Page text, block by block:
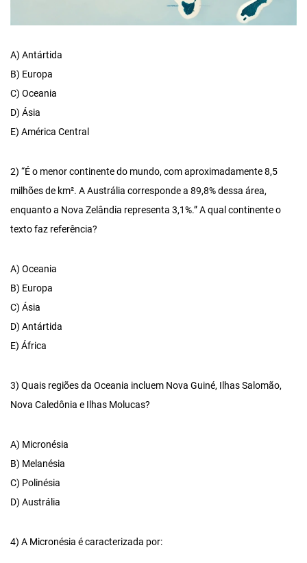
A) Antártida
B) Europa
C) Oceania
D) Ásia
E) América Central
2) “É o menor continente do mundo, com aproximadamente 8,5
milhões de km². A Austrália corresponde a 89,8% dessa área,
enquanto a Nova Zelândia representa 3,1%.” A qual continente o
texto faz referência?
A) Oceania
B) Europa
C) Ásia
D) Antártida
E) África
3) Quais regiões da Oceania incluem Nova Guiné, Ilhas Salomão,
Nova Caledônia e Ilhas Molucas?
A) Micronésia
B) Melanésia
C) Polinésia
D) Austrália
4) A Micronésia é caracterizada por: